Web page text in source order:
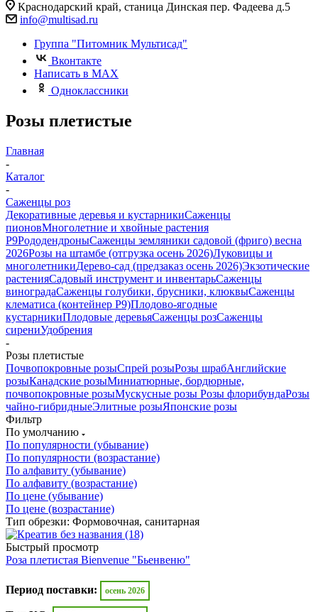
Краснодарский край, станица Динская пер. Фадеева д.5
info@multisad.ru
Группа "Питомник Мультисад"
Вконтакте
Написать в MAX
Одноклассники
Розы плетистые
Главная
-
Каталог
-
Саженцы роз
Декоративные деревья и кустарникиСаженцы
пионовМноголетние и хвойные растения
Р9РододендроныСаженцы земляники садовой (фриго) весна
2026Розы на штамбе (отгрузка осень 2026)Луковицы и
многолетникиДерево-сад (предзаказ осень 2026)Экзотические
растенияСадовый инструмент и инвентарьСаженцы
виноградаСаженцы голубики, брусники, клюквыСаженцы
клематиса (контейнер Р9)Плодово-ягодные
кустарникиПлодовые деревьяСаженцы розСаженцы
сирениУдобрения
-
Розы плетистые
Почвопокровные розыСпрей розыРозы шрабАнглийские
розыКанадские розыМиниатюрные, бордюрные,
почвопокровные розыМускусные розы Розы флорибундаРозы
чайно-гибридныеЭлитные розыЯпонские розы
Фильтр
По умолчанию
По популярности (убывание)
По популярности (возрастание)
По алфавиту (убывание)
По алфавиту (возрастание)
По цене (убывание)
По цене (возрастание)
Тип обрезки: Формовочная, санитарная
Быстрый просмотр
Роза плетистая Bienvenue "Бьенвеню"
Период поставки: осень 2026